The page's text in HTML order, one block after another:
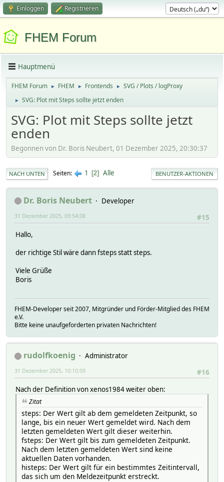
Einloggen Registrieren
FHEM Forum
Hauptmenü
FHEM Forum ► FHEM ► Frontends ► SVG / Plots / logProxy
► SVG: Plot mit Steps sollte jetzt enden
SVG: Plot mit Steps sollte jetzt
enden
Begonnen von Dr. Boris Neubert, 01 Dezember 2025, 20:30:37
NACH UNTEN Seiten 1 2 Alle BENUTZER-AKTIONEN
Dr. Boris Neubert
Developer
#15
31 Dezember 2025, 09:54:08
Hallo,
der richtige Stil wäre dann fsteps statt steps.
Viele Grüße
Boris
FHEM-Developer seit 2007, Mitgründer und Förder-Mitglied des FHEM
e.V.
Bitte keine unaufgeforderten privaten Nachrichten!
rudolfkoenig
Administrator
#16
31 Dezember 2025, 10:10:09
Nach der Definition von xenos1984 weiter oben:
Zitat
steps: Der Wert gilt ab dem gemeldeten Zeitpunkt, so
lange, bis ein neuer Wert gemeldet wird. Nach dem
letzten gemeldeten Wert gilt dieser weiterhin.
fsteps: Der Wert gilt bis zum gemeldeten Zeitpunkt.
Nach dem letzten gemeldeten Wert sind keine
aktuellen Daten vorhanden.
histeps: Der Wert gilt für ein bestimmtes Zeitintervall,
das sich um den Meldezeitpunkt erstreckt.